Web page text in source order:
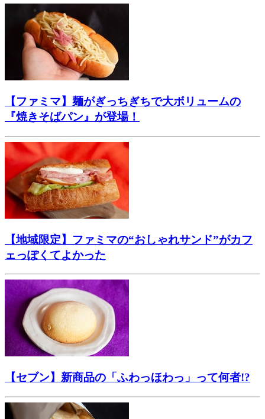
【ファミマ】麺がぎっちぎちで大ボリュームの
『焼きそばパン』が登場！
【地域限定】ファミマの“おしゃれサンド”がカフ
ェっぽくてよかった
【セブン】新商品の「ふわっほわっ」って何者!?